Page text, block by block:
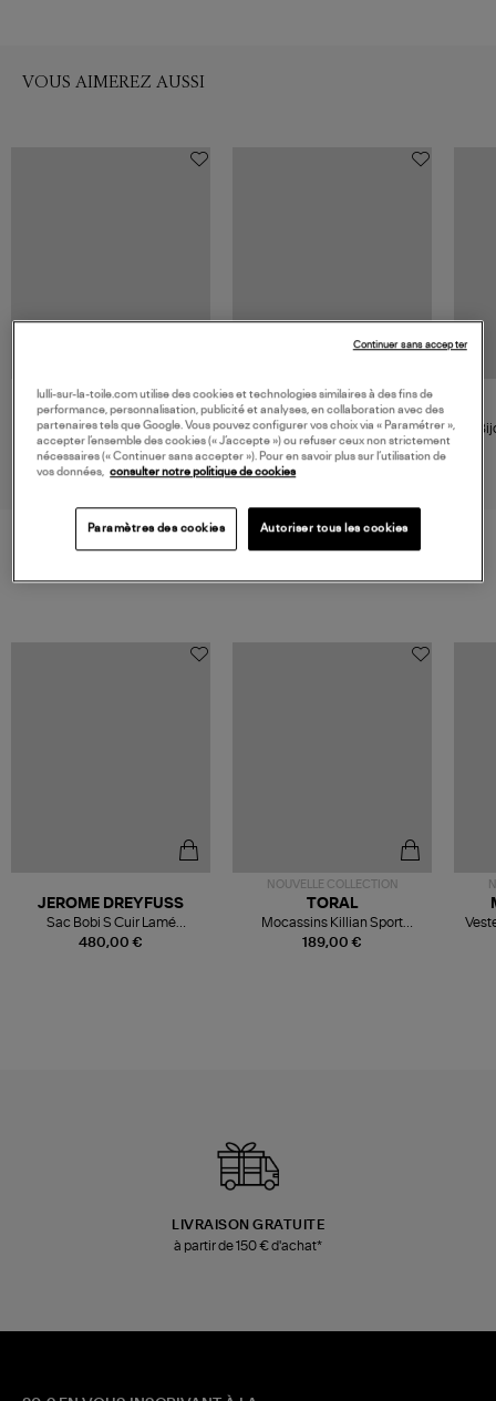
VOUS AIMEREZ AUSSI
60,00 €
JEROME DREYFUSS
Porte-Clés Michel Multico Vert
60,00 €
JEROME DREYFUSS
Porte-Clés Daniel Multico Leo
VOS DERNIERS PRODUITS VUS
480,00 €
JEROME DREYFUSS
Sac Bobi S Cuir Lamé
Champagne
NOUVELLE COLLECTION
189,00 €
TORAL
Mocassins Killian Sport
Mousse
LIVRAISON GRATUITE
à partir de 150 € d'achat*
lulli-sur-la-toile.com utilise des cookies et technologies similaires à des fins de
performance, personnalisation, publicité et analyses, en collaboration avec des
partenaires tels que Google. Vous pouvez configurer vos choix via « Paramétrer »,
accepter l’ensemble des cookies (« J’accepte ») ou refuser ceux non strictement
nécessaires (« Continuer sans accepter »). Pour en savoir plus sur l’utilisation de
vos données, consulter notre politique de cookies
Paramètres des cookies Autoriser tous les cookies
Continuer sans accepter